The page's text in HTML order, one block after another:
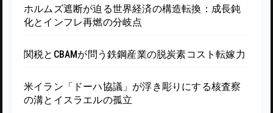
ホルムズ遮断が迫る世界経済の構造転換：成長鈍
化とインフレ再燃の分岐点
関税とCBAMが問う鉄鋼産業の脱炭素コスト転嫁力
米イラン「ドーハ協議」が浮き彫りにする核査察
の溝とイスラエルの孤立